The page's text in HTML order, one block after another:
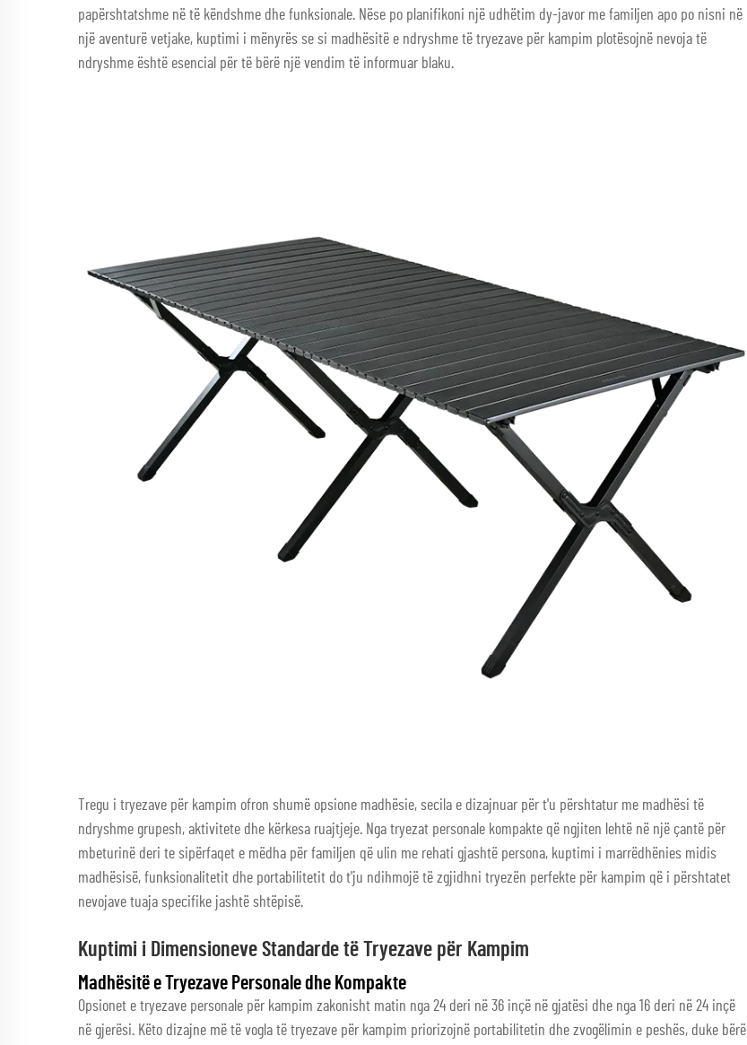
papërshtatshme në të këndshme dhe funksionale. Nëse po planifikoni një udhëtim dy-javor me familjen apo po nisni në
një aventurë vetjake, kuptimi i mënyrës se si madhësitë e ndryshme të tryezave për kampim plotësojnë nevoja të
ndryshme është esencial për të bërë një vendim të informuar blaku.
Tregu i tryezave për kampim ofron shumë opsione madhësie, secila e dizajnuar për t'u përshtatur me madhësi të
ndryshme grupesh, aktivitete dhe kërkesa ruajtjeje. Nga tryezat personale kompakte që ngjiten lehtë në një çantë për
mbeturinë deri te sipërfaqet e mëdha për familjen që ulin me rehati gjashtë persona, kuptimi i marrëdhënies midis
madhësisë, funksionalitetit dhe portabilitetit do t'ju ndihmojë të zgjidhni tryezën perfekte për kampim që i përshtatet
nevojave tuaja specifike jashtë shtëpisë.
Kuptimi i Dimensioneve Standarde të Tryezave për Kampim
Madhësitë e Tryezave Personale dhe Kompakte
Opsionet e tryezave personale për kampim zakonisht matin nga 24 deri në 36 inçë në gjatësi dhe nga 16 deri në 24 inçë
në gjerësi. Këto dizajne më të vogla të tryezave për kampim priorizojnë portabilitetin dhe zvogëlimin e peshës, duke bërë